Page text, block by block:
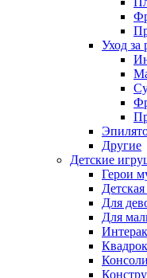
Уход за
Другие
Детские
Герои
Для
Для